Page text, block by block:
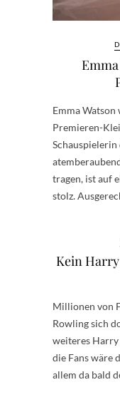
Emma
Premieren-
Schauspielerin
tragen, ist auf
stolz.
Kein
Millionen von
Rowling sich
weiteres
die Fans wäre
allem da bald